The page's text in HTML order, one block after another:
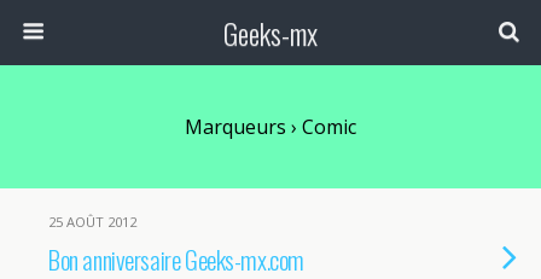
Geeks-mx
Marqueurs › Comic
25 AOÛT 2012
Bon anniversaire Geeks-mx.com